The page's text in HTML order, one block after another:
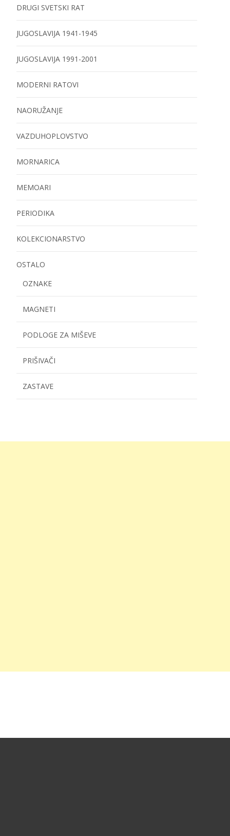
DRUGI SVETSKI RAT
JUGOSLAVIJA 1941-1945
JUGOSLAVIJA 1991-2001
MODERNI RATOVI
NAORUŽANJE
VAZDUHOPLOVSTVO
MORNARICA
MEMOARI
PERIODIKA
KOLEKCIONARSTVO
OSTALO
OZNAKE
MAGNETI
PODLOGE ZA MIŠEVE
PRIŠIVAČI
ZASTAVE